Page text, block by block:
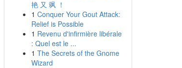
艳 又 飒 ！
1 Conquer Your Gout Attack:
Relief is Possible
1 Revenu d'infirmière libérale
: Quel est le ...
1 The Secrets of the Gnome
Wizard